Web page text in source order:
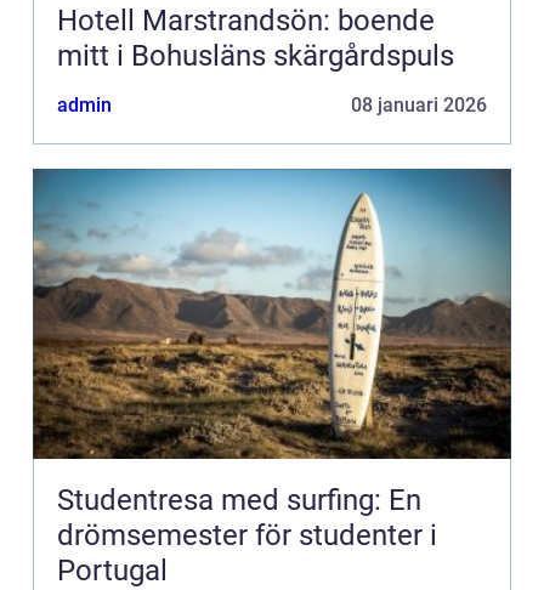
Hotell Marstrandsön: boende
mitt i Bohusläns skärgårdspuls
admin 08 januari 2026
Studentresa med surfing: En
drömsemester för studenter i
Portugal